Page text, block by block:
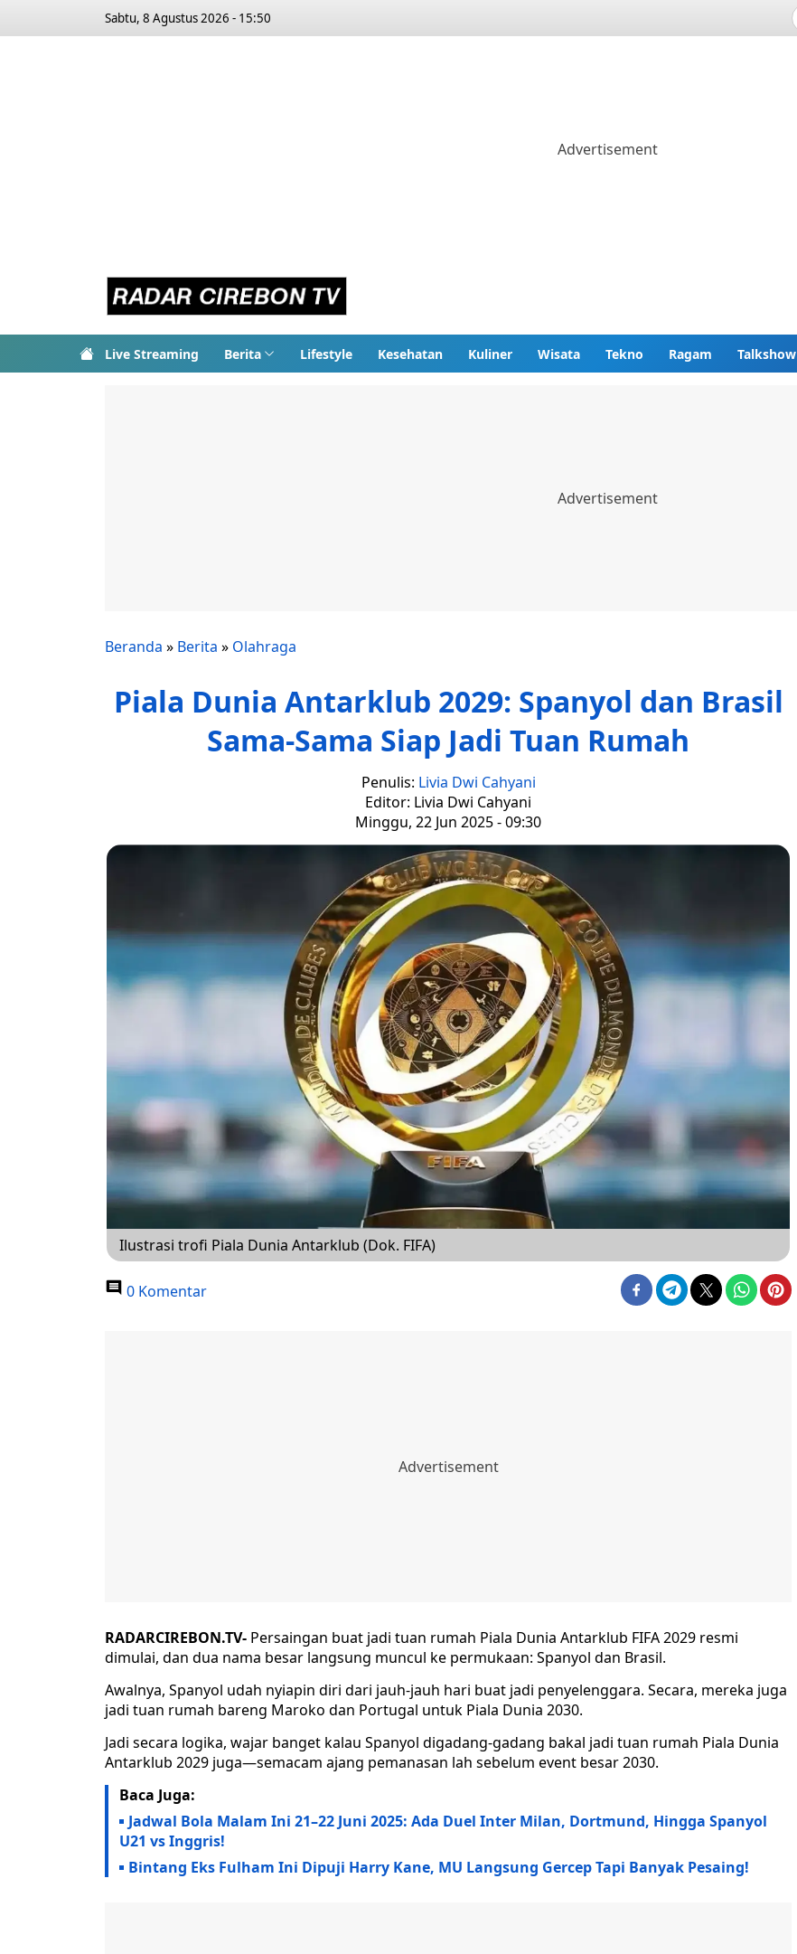
Sabtu, 8 Agustus 2026 - 15:50
Live Streaming Berita Lifestyle Kesehatan Kuliner Wisata Tekno Ragam Talkshow
Beranda » Berita » Olahraga
Piala Dunia Antarklub 2029: Spanyol dan Brasil
Sama-Sama Siap Jadi Tuan Rumah
Penulis: Livia Dwi Cahyani
Editor: Livia Dwi Cahyani
Minggu, 22 Jun 2025 - 09:30
Ilustrasi trofi Piala Dunia Antarklub (Dok. FIFA)
0 Komentar
RADARCIREBON.TV- Persaingan buat jadi tuan rumah Piala Dunia Antarklub FIFA 2029 resmi
dimulai, dan dua nama besar langsung muncul ke permukaan: Spanyol dan Brasil.
Awalnya, Spanyol udah nyiapin diri dari jauh-jauh hari buat jadi penyelenggara. Secara, mereka juga
jadi tuan rumah bareng Maroko dan Portugal untuk Piala Dunia 2030.
Jadi secara logika, wajar banget kalau Spanyol digadang-gadang bakal jadi tuan rumah Piala Dunia
Antarklub 2029 juga—semacam ajang pemanasan lah sebelum event besar 2030.
Baca Juga:
Jadwal Bola Malam Ini 21–22 Juni 2025: Ada Duel Inter Milan, Dortmund, Hingga Spanyol
U21 vs Inggris!
Bintang Eks Fulham Ini Dipuji Harry Kane, MU Langsung Gercep Tapi Banyak Pesaing!